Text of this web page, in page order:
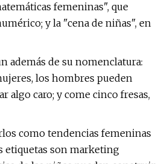
femeninas", que
y la "cena de niñas", en
además de su nomenclatura:
los hombres pueden
algo caro; y come cinco fresas,
como tendencias femeninas
etiquetas son marketing